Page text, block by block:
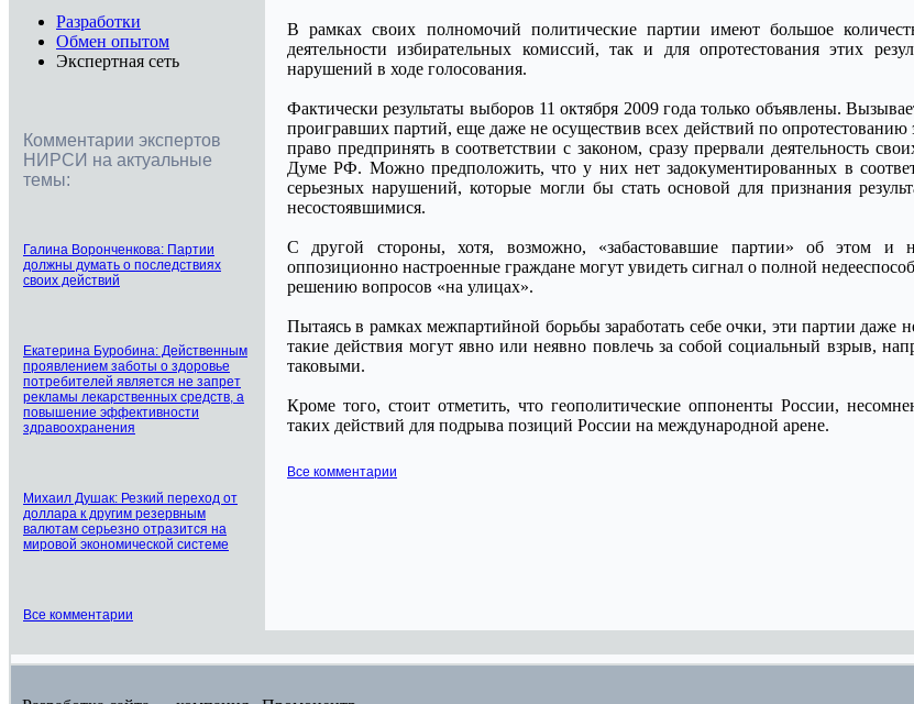
Разработки
Обмен опытом
Экспертная сеть
Комментарии экспертов
НИРСИ на актуальные
темы:
Галина Воронченкова: Партии
должны думать о последствиях
своих действий
Екатерина Буробина: Действенным
проявлением заботы о здоровье
потребителей является не запрет
рекламы лекарственных средств, а
повышение эффективности
здравоохранения
Михаил Душак: Резкий переход от
доллара к другим резервным
валютам серьезно отразится на
мировой экономической системе
Все комментарии
В рамках своих полномочий политические партии имеют большое
деятельности избирательных комиссий, так и для опротестования этих
нарушений в ходе голосования.
Фактически результаты выборов 11 октября 2009 года только объявлены.
проигравших партий, еще даже не осуществив всех действий по опротестованию
право предпринять в соответствии с законом, сразу прервали деятельность
Думе РФ. Можно предположить, что у них нет задокументированных в
серьезных нарушений, которые могли бы стать основой для признания
несостоявшимися.
С другой стороны, хотя, возможно, «забастовавшие партии» об этом и
оппозиционно настроенные граждане могут увидеть сигнал о полной
решению вопросов «на улицах».
Пытаясь в рамках межпартийной борьбы заработать себе очки, эти партии даже
такие действия могут явно или неявно повлечь за собой социальный взрыв,
таковыми.
Кроме того, стоит отметить, что геополитические оппоненты России,
таких действий для подрыва позиций России на международной арене.
Все комментарии